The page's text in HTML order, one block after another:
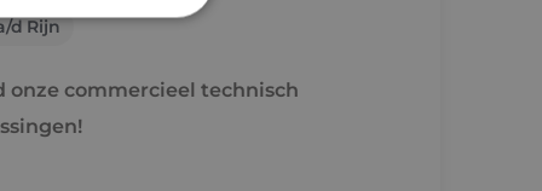
d Rijn
onze commercieel technisch